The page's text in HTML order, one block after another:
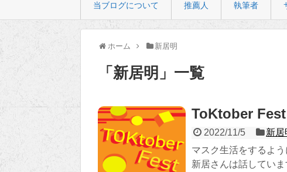
当ブログについて 推薦人 執筆者
ホーム 新居明
「 新居明 」 一覧
ToKtober
2022/11/5 新居
マスク生活をするよ
新居さんは話してい